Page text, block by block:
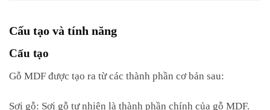
Cấu tạo và tính năng
Cấu tạo
Gỗ MDF được tạo ra từ các thành phần cơ bản sau:
Sợi gỗ: Sợi gỗ tự nhiên là thành phần chính của gỗ MDF.